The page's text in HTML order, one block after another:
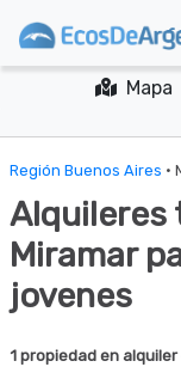
Mapa
Región Buenos Aires ·
Alquileres
Miramar
jovenes
1 propiedad en